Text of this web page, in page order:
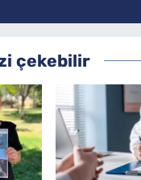
çekebilir